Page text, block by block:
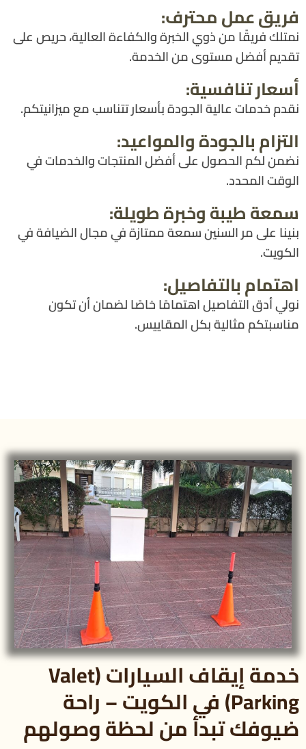
فريق عمل محترف:
نمتلك فريقًا من ذوي الخبرة والكفاءة العالية، حريص على
تقديم أفضل مستوى من الخدمة.
أسعار تنافسية:
نقدم خدمات عالية الجودة بأسعار تتناسب مع ميزانيتكم.
التزام بالجودة والمواعيد:
نضمن لكم الحصول على أفضل المنتجات والخدمات في
الوقت المحدد.
سمعة طيبة وخبرة طويلة:
بنينا على مر السنين سمعة ممتازة في مجال الضيافة في
الكويت.
اهتمام بالتفاصيل:
نولي أدق التفاصيل اهتمامًا خاصًا لضمان أن تكون
مناسبتكم مثالية بكل المقاييس.
خدمة إيقاف السيارات (Valet
Parking) في الكويت – راحة
ضيوفك تبدأ من لحظة وصولهم